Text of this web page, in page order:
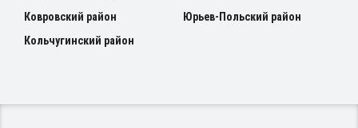
Ковровский район
Кольчугинский район
Юрьев-Польский район